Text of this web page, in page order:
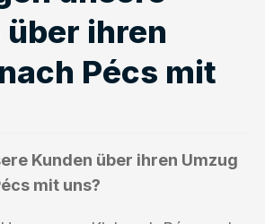
über ihren
Pécs mit
Kunden über ihren Umzug
mit uns?